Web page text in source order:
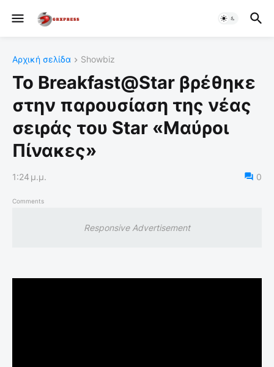
Αρχική σελίδα Showbiz
Το Breakfast@Star βρέθηκε
στην παρουσίαση της νέας
σειράς του Star «Μαύροι
Πίνακες»
1:24 μ.μ. 0
Comments
Responsive Advertisement